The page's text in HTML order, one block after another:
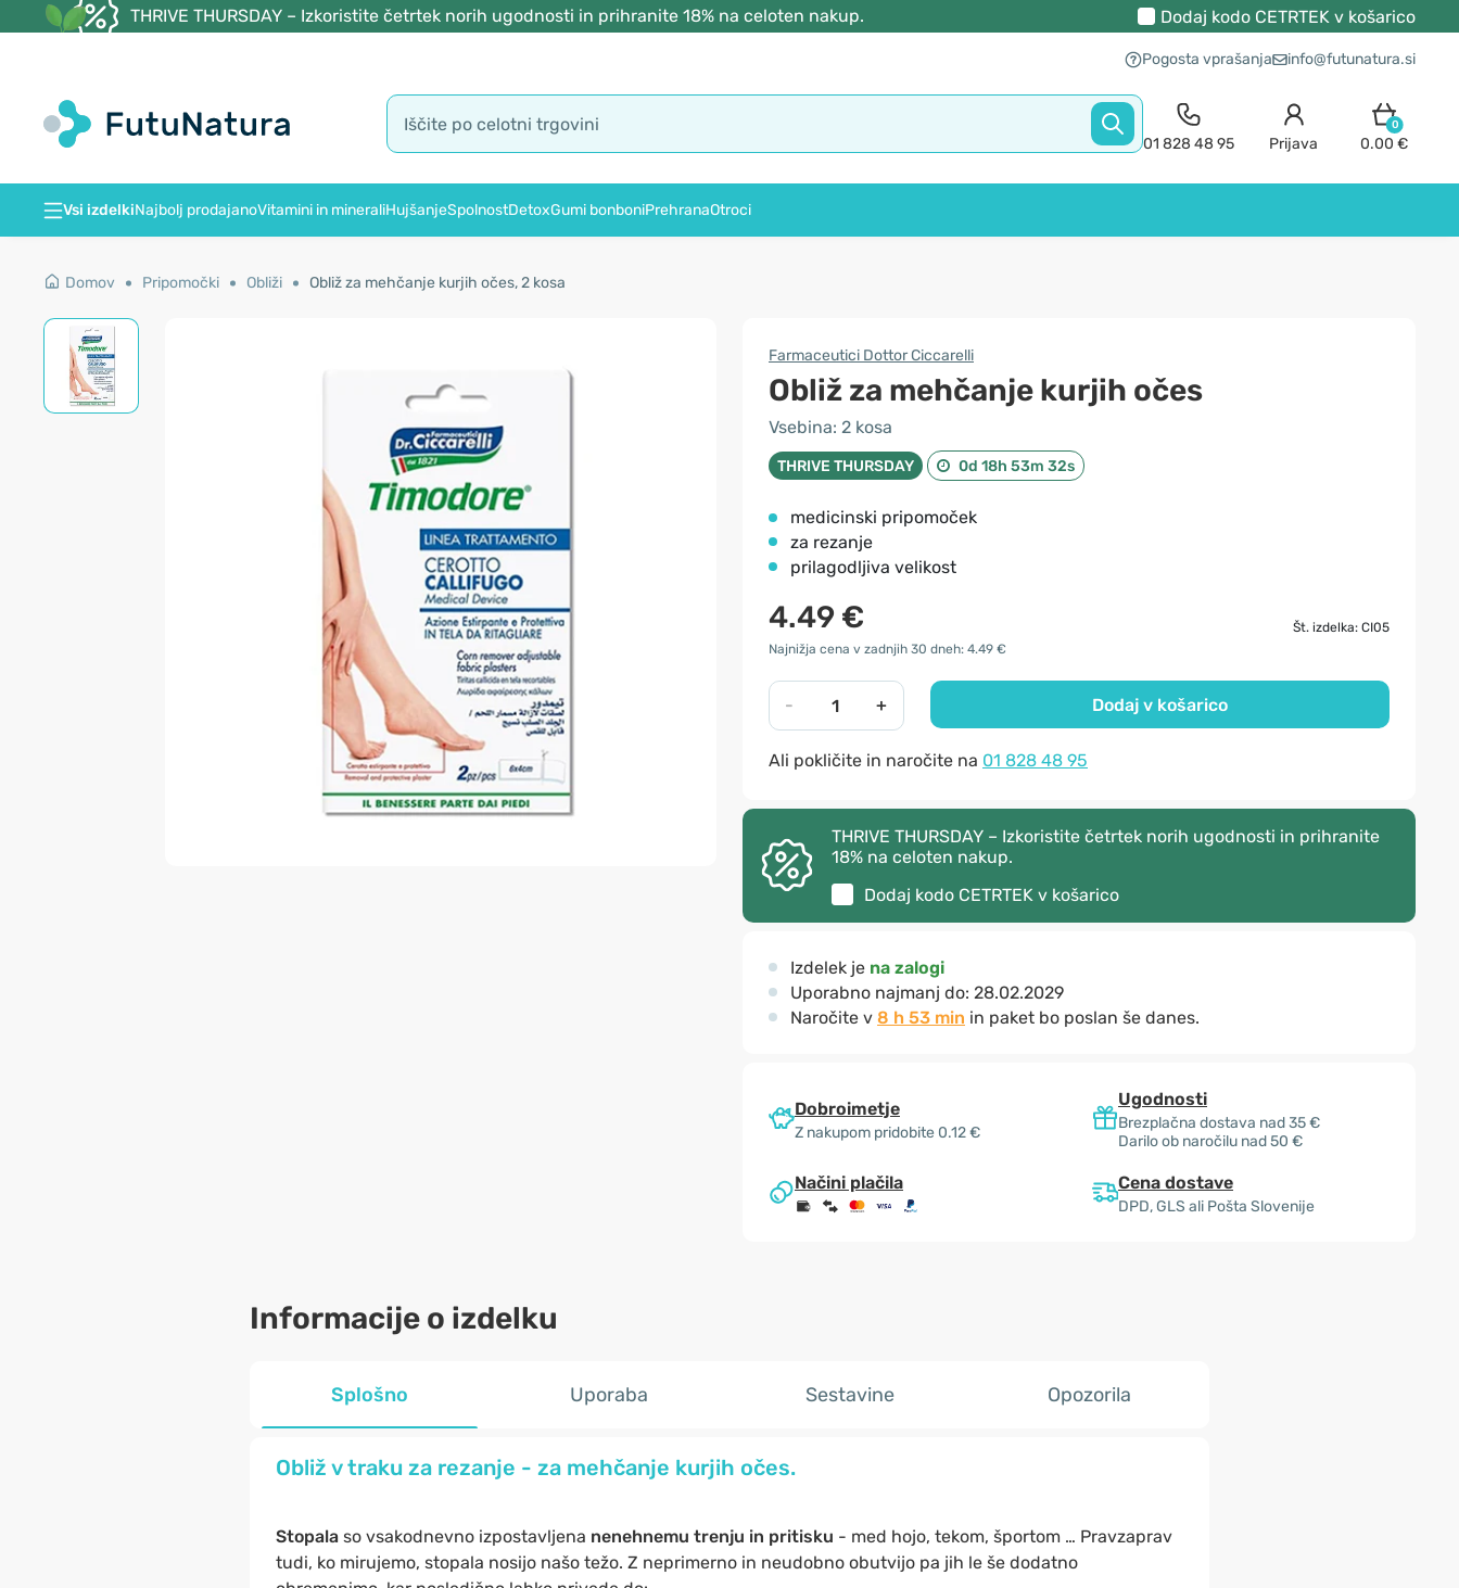
THRIVE THURSDAY – Izkoristite četrtek norih ugodnosti in prihranite 18% na celoten nakup. Dodaj kodo CETRTEKv košarico
Pogosta vprašanja info@futunatura.si
01 828 48 95 Prijava
0
0.00 €
Vsi izdelkiNajbolj prodajanoVitamini in mineraliHujšanjeSpolnostDetoxGumi bonboniPrehranaOtroci
Domov Pripomočki Obliži Obliž za mehčanje kurjih očes, 2 kosa
Farmaceutici Dottor Ciccarelli
Obliž za mehčanje kurjih očes
Vsebina: 2 kosa
THRIVE THURSDAY 0d 18h 53m 32s
medicinski pripomoček
za rezanje
prilagodljiva velikost
4.49 €
Št. izdelka: CI05
Najnižja cena v zadnjih 30 dneh: 4.49 €
- + Dodaj v košarico
Ali pokličite in naročite na 01 828 48 95
THRIVE THURSDAY – Izkoristite četrtek norih ugodnosti in prihranite
18% na celoten nakup.
Dodaj kodo CETRTEK v košarico
Izdelek je na zalogi
Uporabno najmanj do: 28.02.2029
Naročite v 8 h 53 min in paket bo poslan še danes.
Dobroimetje
Z nakupom pridobite 0.12 €
Ugodnosti
Brezplačna dostava nad 35 €
Darilo ob naročilu nad 50 €
Načini plačila Cena dostave
DPD, GLS ali Pošta Slovenije
Informacije o izdelku
Splošno Uporaba Sestavine Opozorila
Obliž v traku za rezanje - za mehčanje kurjih očes.
Stopala so vsakodnevno izpostavljena nenehnemu trenju in pritisku - med hojo, tekom, športom … Pravzaprav
tudi, ko mirujemo, stopala nosijo našo težo. Z neprimerno in neudobno obutvijo pa jih le še dodatno